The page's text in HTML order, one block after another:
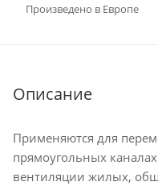
Произведено в Европе
Описание
Применяются для
прямоугольных
вентиляции жилых,